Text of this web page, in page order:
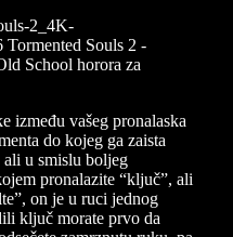
između vašeg pronalaska
do kojeg ga zaista
u smislu boljeg
pronalazite “ključ”, ali
on je u ruci jednog
ključ morate prvo da